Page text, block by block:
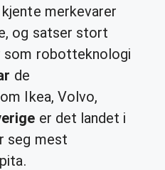
merkevarer
og satser stort
som robotteknologi
de
Ikea, Volvo,
er det landet i
seg mest